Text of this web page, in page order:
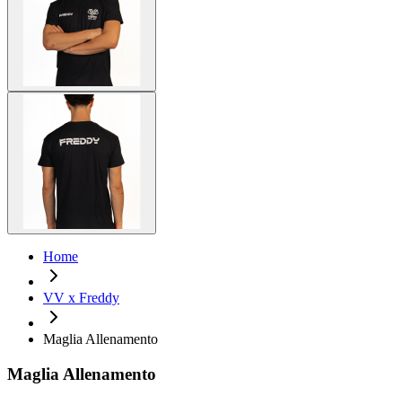
Home
VV x Freddy
Maglia Allenamento
Maglia Allenamento